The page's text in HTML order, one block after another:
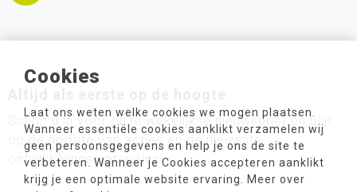
Cookies
Laat ons weten welke cookies we mogen plaatsen.
Wanneer essentiële cookies aanklikt verzamelen wij
geen persoonsgegevens en help je ons de site te
verbeteren. Wanneer je Cookies accepteren aanklikt
krijg je een optimale website ervaring. Meer over
Schrijf u in voor onze wekelijkse nieuwsbrief en blijf
op de hoogte van acties en de nieuwste
ontwikkelingsmaterialen!